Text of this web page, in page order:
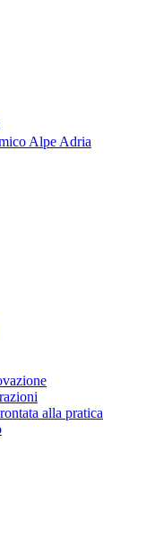
Alpe Adria
alla pratica